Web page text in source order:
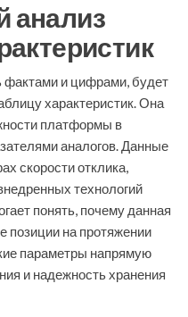
анализ
фактами и цифрами, будет
характеристик. Она
платформы в
аналогов. Данные
скорости отклика,
технологий
понять, почему данная
позиции на протяжении
параметры напрямую
и надежность хранения